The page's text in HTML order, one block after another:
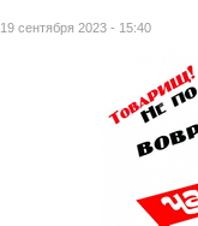
19 сентября 2023 - 15:40